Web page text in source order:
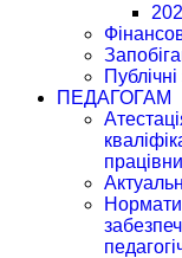
Публічні
ПЕДАГОГАМ